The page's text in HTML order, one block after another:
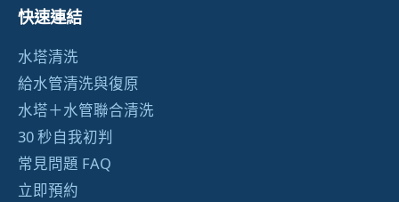
快速連結
水塔清洗
給水管清洗與復原
水塔＋水管聯合清洗
30 秒自我初判
常見問題 FAQ
立即預約